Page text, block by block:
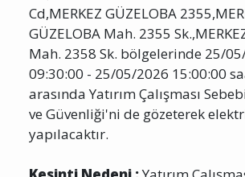
Sk.,MERKEZ ERMENEK Mah.
Cd,MERKEZ GÜZELOBA
GÜZELOBA Mah. 2355
Mah. 2358 Sk. bölgelerinde 25/
09:30:00 - 25/05/2026 15:00:00
arasında Yatırım Çalışması Sebebi
ve Güvenliği'ni de gözeterek